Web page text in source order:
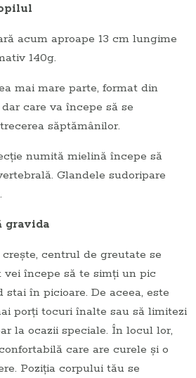
acum aproape 13 cm lungime
140g.
mai mare parte, format din
care va începe să se
săptămânilor.
numită mielină începe să
Glandele sudoripare
gravida
centrul de greutate se
începe să te simţi un pic
în picioare. De aceea, este
porţi tocuri înalte sau să limitezi
la ocazii speciale. În locul lor,
care are curele şi o
Poziţia corpului tău se